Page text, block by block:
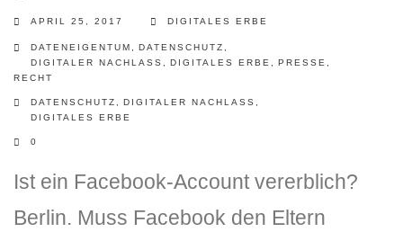
APRIL 25, 2017 DIGITALES ERBE
DATENEIGENTUM DATENSCHUTZ
DIGITALER NACHLASS
DIGITALES ERBE PRESSE
RECHT
DATENSCHUTZ DIGITALER NACHLASS
DIGITALES ERBE
0
Ist ein Facebook-Account vererblich?
Berlin. Muss Facebook den Eltern